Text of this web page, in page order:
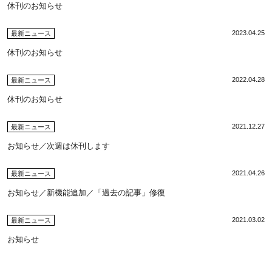
休刊のお知らせ
最新ニュース 2023.04.25
休刊のお知らせ
最新ニュース 2022.04.28
休刊のお知らせ
最新ニュース 2021.12.27
お知らせ／次週は休刊します
最新ニュース 2021.04.26
お知らせ／新機能追加／「過去の記事」修復
最新ニュース 2021.03.02
お知らせ